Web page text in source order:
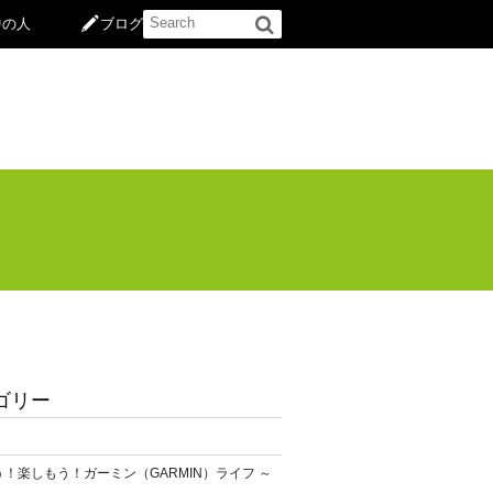
人 ブログ
リー
！楽しもう！ガーミン（GARMIN）ライフ ～